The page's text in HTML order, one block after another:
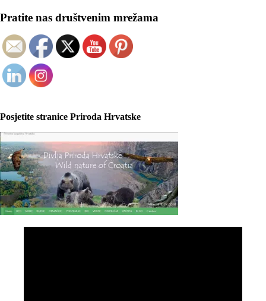
Pratite nas društvenim mrežama
Posjetite stranice Priroda Hrvatske